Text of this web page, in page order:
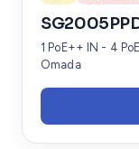
1 PoE++ IN - 4
Omada